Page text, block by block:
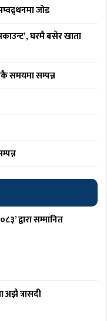
जोड
घरमै बसेर खाता
समयमा सम्पन्न
द्वारा सम्मानित
त्रासदी